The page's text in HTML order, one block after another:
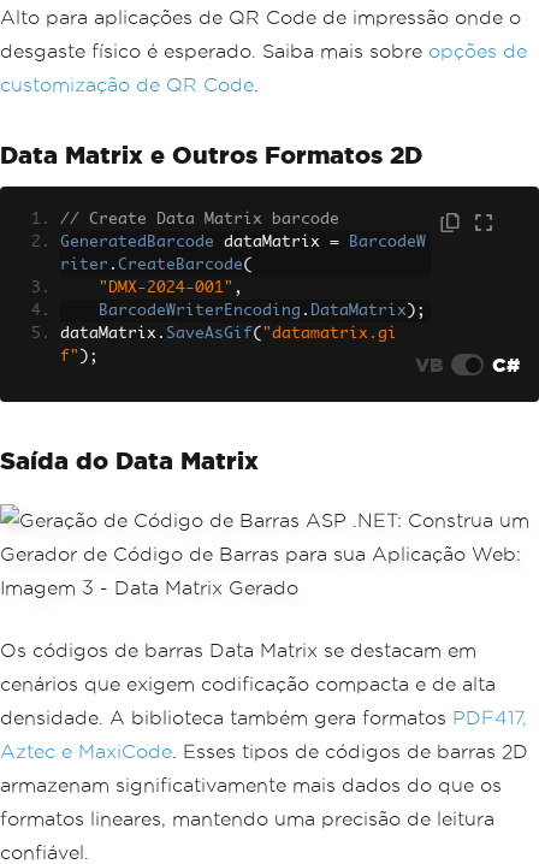
Alto para aplicações de QR Code de impressão onde o
desgaste físico é esperado. Saiba mais sobre opções de
customização de QR Code
Data Matrix e Outros Formatos 2D
// Create Data Matrix barcode
GeneratedBarcode dataMatrix =
BarcodeW
riter . CreateBarcode(
"DMX-2024-001" ,
BarcodeWriterEncoding . DataMatrix );
dataMatrix . SaveAsGif( "datamatrix.gi
f" ); VB C#
Saída do Data Matrix
Os códigos de barras Data Matrix se destacam em
cenários que exigem codificação compacta e de alta
densidade. A biblioteca também gera formatos PDF417,
Aztec e MaxiCode . Esses tipos de códigos de barras 2D
armazenam significativamente mais dados do que os
formatos lineares, mantendo uma precisão de leitura
confiável.